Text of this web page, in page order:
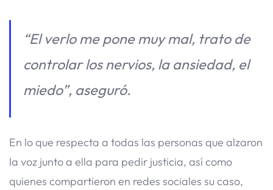
“El verlo me pone muy mal, trato de
controlar los nervios, la ansiedad, el
miedo”, aseguró.
En lo que respecta a todas las personas que alzaron
la voz junto a ella para pedir justicia, así como
quienes compartieron en redes sociales su caso,